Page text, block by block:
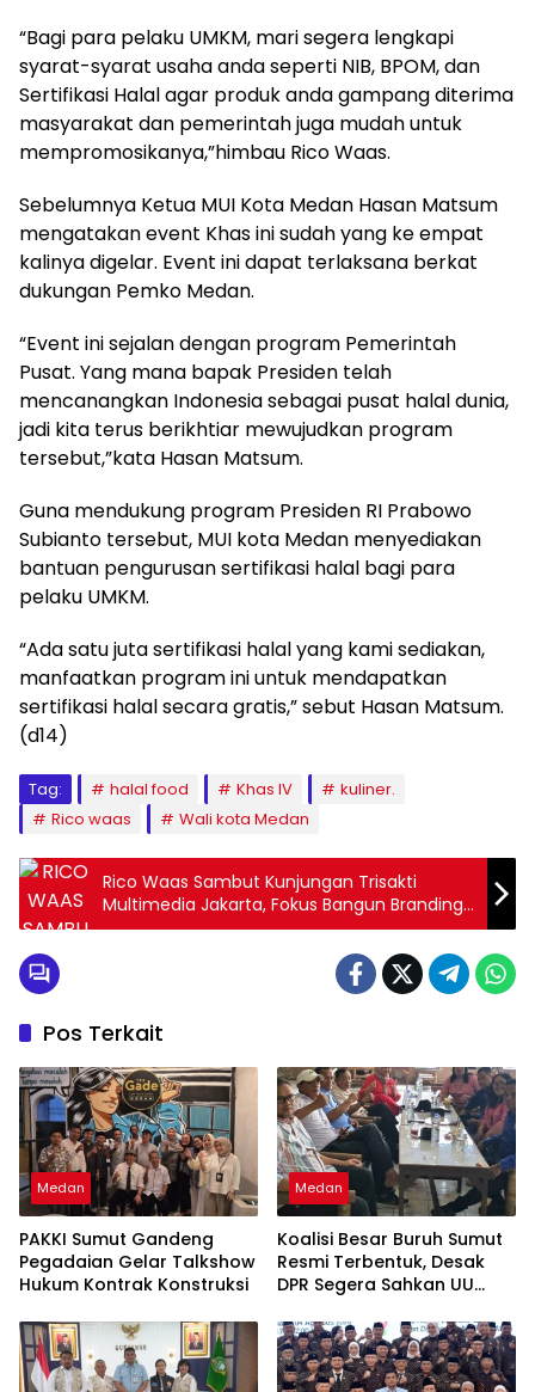
“Bagi para pelaku UMKM, mari segera lengkapi
syarat-syarat usaha anda seperti NIB, BPOM, dan
Sertifikasi Halal agar produk anda gampang diterima
masyarakat dan pemerintah juga mudah untuk
mempromosikanya,”himbau Rico Waas.
Sebelumnya Ketua MUI Kota Medan Hasan Matsum
mengatakan event Khas ini sudah yang ke empat
kalinya digelar. Event ini dapat terlaksana berkat
dukungan Pemko Medan.
“Event ini sejalan dengan program Pemerintah
Pusat. Yang mana bapak Presiden telah
mencanangkan Indonesia sebagai pusat halal dunia,
jadi kita terus berikhtiar mewujudkan program
tersebut,”kata Hasan Matsum.
Guna mendukung program Presiden RI Prabowo
Subianto tersebut, MUI kota Medan menyediakan
bantuan pengurusan sertifikasi halal bagi para
pelaku UMKM.
“Ada satu juta sertifikasi halal yang kami sediakan,
manfaatkan program ini untuk mendapatkan
sertifikasi halal secara gratis,” sebut Hasan Matsum.
(d14)
Tag: halal food Khas IV
kuliner.
Rico waas
Wali kota Medan
Rico Waas Sambut Kunjungan Trisakti
Multimedia Jakarta, Fokus Bangun Branding
Kota Medan
Pos Terkait
Medan
PAKKI Sumut Gandeng
Pegadaian Gelar Talkshow
Hukum Kontrak Konstruksi
Medan
Koalisi Besar Buruh Sumut
Resmi Terbentuk, Desak
DPR Segera Sahkan UU
“Bukan Tambal Sulam, Tapi
Perubahan Total”